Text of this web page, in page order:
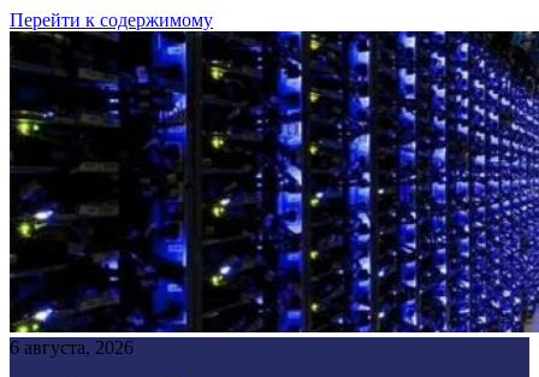
Перейти к содержимому
6 августа, 2026